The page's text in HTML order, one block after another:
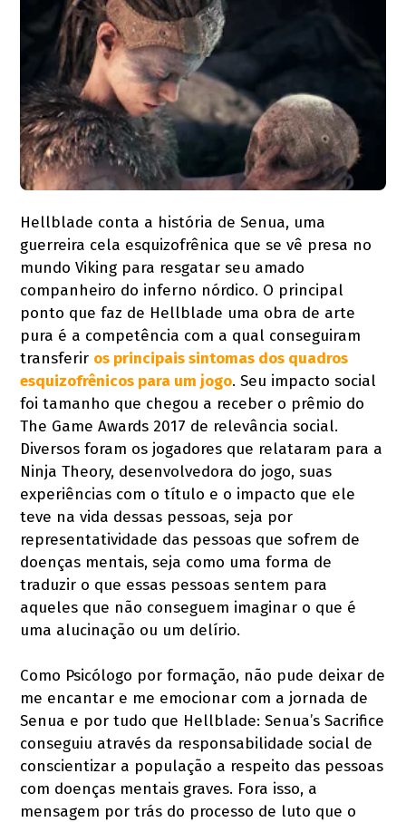
Hellblade conta a história de Senua, uma
guerreira cela esquizofrênica que se vê presa no
mundo Viking para resgatar seu amado
companheiro do inferno nórdico. O principal
ponto que faz de Hellblade uma obra de arte
pura é a competência com a qual conseguiram
transferir os principais sintomas dos quadros
esquizofrênicos para um jogo. Seu impacto social
foi tamanho que chegou a receber o prêmio do
The Game Awards 2017 de relevância social.
Diversos foram os jogadores que relataram para a
Ninja Theory, desenvolvedora do jogo, suas
experiências com o título e o impacto que ele
teve na vida dessas pessoas, seja por
representatividade das pessoas que sofrem de
doenças mentais, seja como uma forma de
traduzir o que essas pessoas sentem para
aqueles que não conseguem imaginar o que é
uma alucinação ou um delírio.
Como Psicólogo por formação, não pude deixar de
me encantar e me emocionar com a jornada de
Senua e por tudo que Hellblade: Senua’s Sacrifice
conseguiu através da responsabilidade social de
conscientizar a população a respeito das pessoas
com doenças mentais graves. Fora isso, a
mensagem por trás do processo de luto que o